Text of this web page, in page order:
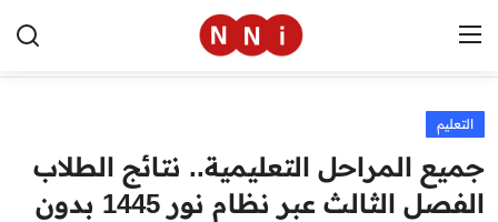
الرئيسية
اخبار مصر
التعليم
جميع المراحل التعليمية.. نتائج الطلاب
الفصل الثالث عبر نظام نور 1445 بدون